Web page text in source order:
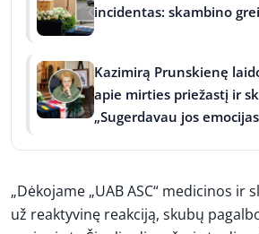
incidentas: skambino
Kazimirą Prunskienę
apie mirties priežastį ir
„Sugerdavau jos
„Dėkojame „UAB ASC“ medicinos ir
už reaktyvinę reakciją, skubų